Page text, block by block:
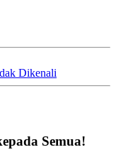
Dikenali
Semua!